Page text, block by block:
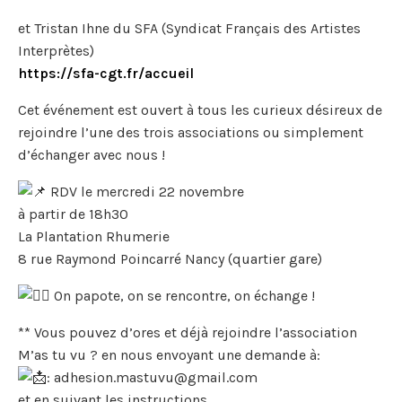
et Tristan Ihne du SFA (Syndicat Français des Artistes
Interprètes)
https://sfa-cgt.fr/accueil
Cet événement est ouvert à tous les curieux désireux de
rejoindre l’une des trois associations ou simplement
d’échanger avec nous !
RDV le mercredi 22 novembre
à partir de 18h30
La Plantation Rhumerie
8 rue Raymond Poincarré Nancy (quartier gare)
On papote, on se rencontre, on échange !
** Vous pouvez d’ores et déjà rejoindre l’association
M’as tu vu ? en nous envoyant une demande à:
: adhesion.mastuvu@gmail.com